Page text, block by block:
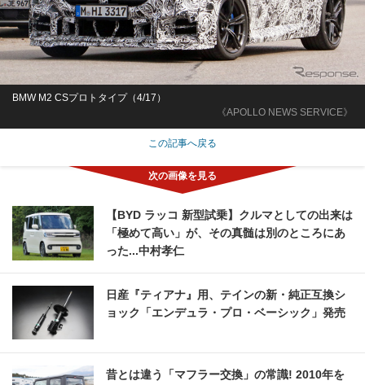
《APOLLO NEWS SERVICE》
BMW M2 CSプロトタイプ（4/17）
この記事へ戻る
【BYD ラッコ 新型試乗】クルマとしての出来は
「極めて高い」が、その真髄は別のところにあ
った...中村孝仁
日産『ティアナ』用、テインの新・純正互換シ
ョック「エンデュラ・プロ・ベーシック」発売
昔とは違う「マフラー交換」の常識! 2010年を